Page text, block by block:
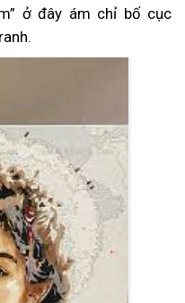
ở đây ám chỉ bố cục